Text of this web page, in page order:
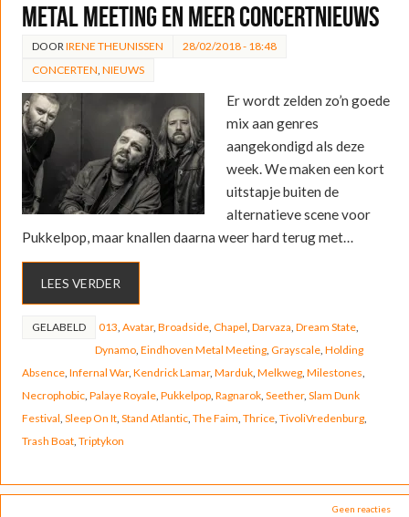
Metal Meeting en meer concertnieuws
DOOR IRENE THEUNISSEN
28/02/2018 - 18:48
CONCERTEN NIEUWS
Er wordt zelden zo’n goede
mix aan genres
aangekondigd als deze
week. We maken een kort
uitstapje buiten de
alternatieve scene voor
Pukkelpop, maar knallen daarna weer hard terug met…
LEES VERDER
GELABELD 013 Avatar, Broadside, Chapel Darvaza Dream State,
Dynamo, Eindhoven Metal Meeting, Grayscale, Holding
Absence, Infernal War, Kendrick Lamar, Marduk, Melkweg, Milestones
Necrophobic, Palaye Royale, Pukkelpop, Ragnarok, Seether, Slam Dunk
Festival Sleep On It, Stand Atlantic, The Faim Thrice, TivoliVredenburg,
Trash Boat, Triptykon
Geen reacties